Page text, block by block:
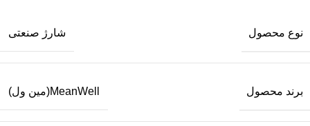
نوع محصول شارژ صنعتی
برند محصول MeanWell(مین ول)